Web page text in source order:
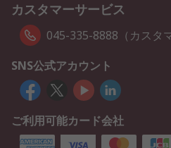
カスタマーサービス
045-335-8888（カスタ
SNS公式アカウント
ご利用可能カード会社